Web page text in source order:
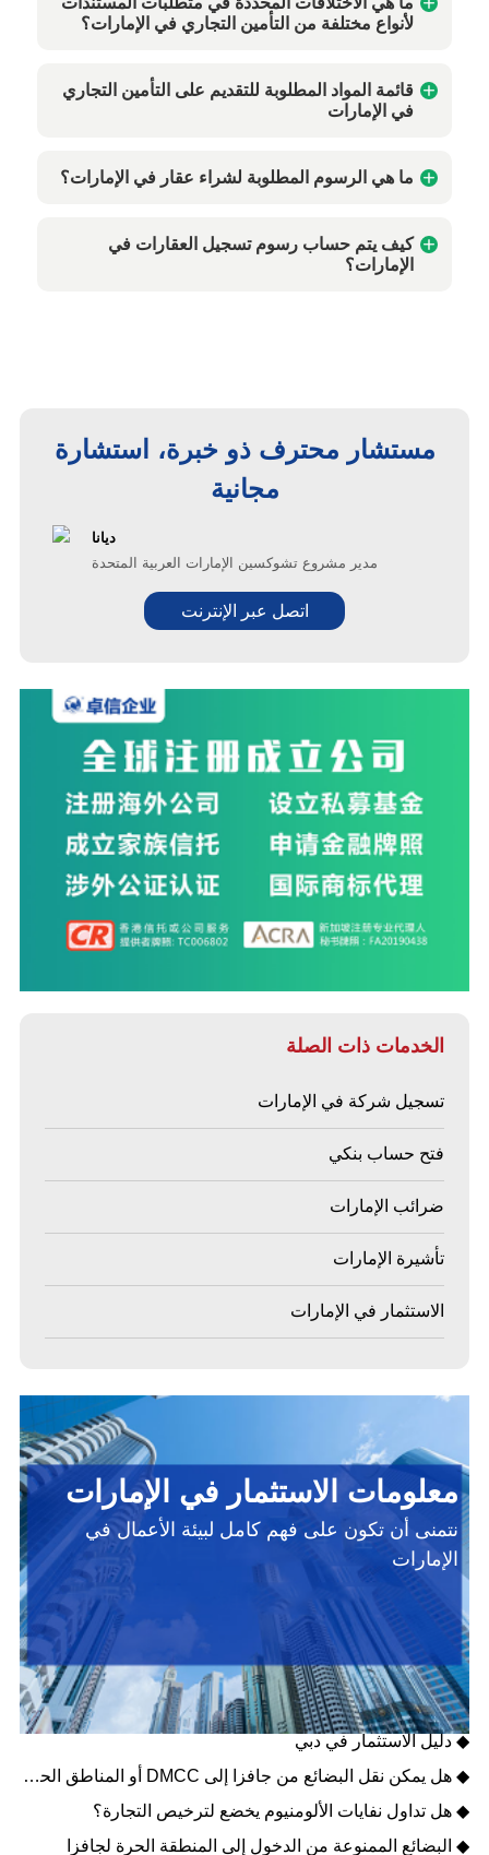
لأنواع مختلفة من التأمين التجاري في الإمارات؟
قائمة المواد المطلوبة للتقديم على التأمين التجاري
في الإمارات
ما هي الرسوم المطلوبة لشراء عقار في الإمارات؟
كيف يتم حساب رسوم تسجيل العقارات في
الإمارات؟
مستشار محترف ذو خبرة، استشارة
مجانية
ديانا
مدير مشروع تشوكسين الإمارات العربية المتحدة
اتصل عبر الإنترنت
الخدمات ذات الصلة
تسجيل شركة في الإمارات
فتح حساب بنكي
ضرائب الإمارات
تأشيرة الإمارات
الاستثمار في الإمارات
معلومات الاستثمار في الإمارات
نتمنى أن تكون على فهم كامل لبيئة الأعمال في
الإمارات
◆ عملاق الطاقة النظيفة في الإمارات - مصدر
◆ دليل تطوير الأعمال في أبوظبي
◆ دليل الاستثمار في دبي
◆ هل يمكن نقل البضائع من جافزا إلى DMCC أو المناطق الحرة الأخرى؟
◆ هل تداول نفايات الألومنيوم يخضع لترخيص التجارة؟
◆ البضائع الممنوعة من الدخول إلى المنطقة الحرة لجافزا